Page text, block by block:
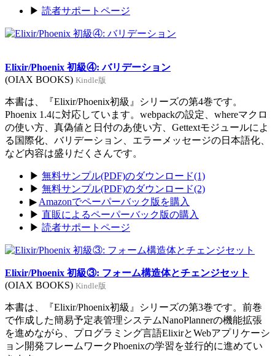
▶ 読者サポートページ
Elixir/Phoenix 初級④: バリデーション
(OIAX BOOKS) Kindle版
本書は、『Elixir/Phoenix初級』シリーズの第4巻です。
Phoenix 1.4に対応しています。webpackの設定、whereマクロ
の使い方、真偽値と日付のあ使い方、Gettextモジュールによ
る国際化、バリデーション、エラーメッセージの日本語化、
など内容は盛りだくさんです。
▶ 無料サンプル(PDF)のダウンロード(1)
▶ 無料サンプル(PDF)のダウンロード(2)
▶ Amazonでペーパーバック版を購入
▶ 直販によるペーパーバック版の購入
▶ 読者サポートページ
Elixir/Phoenix 初級③: フォーム構造体とチェンジセット
(OIAX BOOKS) Kindle版
本書は、『Elixir/Phoenix初級』シリーズの第3巻です。前巻
で作成した簡易予定表管理システムNanoPlannerの機能拡張
を進めながら、プログラミング言語ElixirとWebアプリケーシ
ョン開発フレームワークPhoenixの学習を並行的に進めてい